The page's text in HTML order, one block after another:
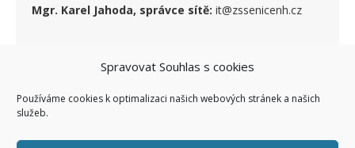
Spravovat Souhlas s cookies
Používáme cookies k optimalizaci našich webových stránek a našich
služeb.
Mgr. Karel Jahoda, správce sítě: it@zssenicenh.cz
SOCIÁLNÍ SÍTĚ